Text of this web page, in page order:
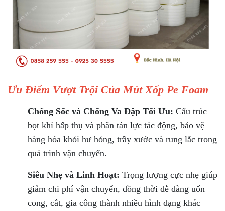
Ưu Điểm Vượt Trội Của Mút Xốp Pe Foam
Chống Sốc và Chống Va Đập Tối Ưu: Cấu trúc
bọt khí hấp thụ và phân tán lực tác động, bảo vệ
hàng hóa khỏi hư hỏng, trầy xước và rung lắc trong
quá trình vận chuyển.
Siêu Nhẹ và Linh Hoạt: Trọng lượng cực nhẹ giúp
giảm chi phí vận chuyển, đồng thời dễ dàng uốn
cong, cắt, gia công thành nhiều hình dạng khác